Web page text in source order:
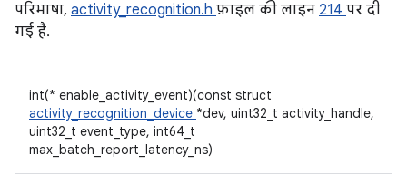
परिभाषा, activity_recognition.h फ़ाइल की लाइन 214 पर दी
गई है.
int(* enable_activity_event)(const struct
activity_recognition_device *dev, uint32_t activity_handle,
uint32_t event_type, int64_t
max_batch_report_latency_ns)